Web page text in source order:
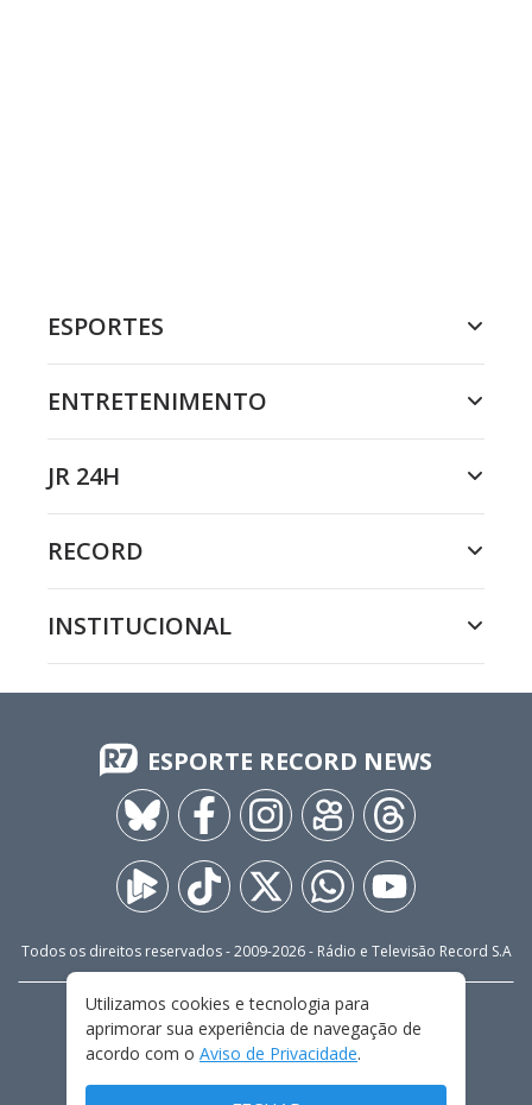
ESPORTES
ENTRETENIMENTO
JR 24H
RECORD
INSTITUCIONAL
ESPORTE RECORD NEWS
Todos os direitos reservados - 2009-2026- Rádio e Televisão Record S.A
FALE CONOSCO
PRIVACIDADE
TERMOS E CONDIÇÕES DE USO
Utilizamos cookies e tecnologia para
aprimorar sua experiência de navegação de
acordo com o Aviso de Privacidade.